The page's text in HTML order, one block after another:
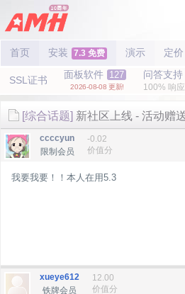
首页 安装 7.3 免费 演示 定价
SSL证书 面板软件 127
2026-08-08 更新!
问答支持
100% 响应
[综合话题] 新社区上线 - 活动赠
ccccyun
限制会员
-0.02
价值分
我要我要！！本人在用5.3
xueye612
铁牌会员
12.00
价值分